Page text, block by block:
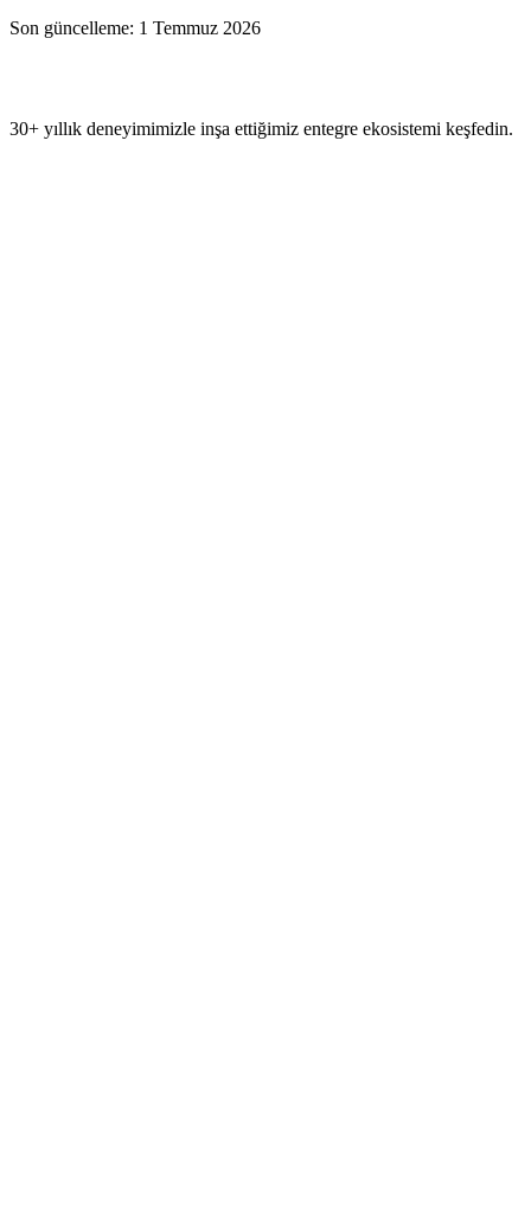
Son güncelleme: 1 Temmuz 2026
30+ yıllık deneyimimizle inşa ettiğimiz entegre ekosistemi keşfedin.